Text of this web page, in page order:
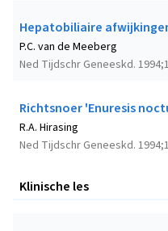
Hepatobiliaire
Ned Tijdschr Geneeskd.
P.C. van de Meeberg
Richtsnoer 'Enuresis
Ned Tijdschr Geneeskd.
R.A. Hirasing
Klinische les